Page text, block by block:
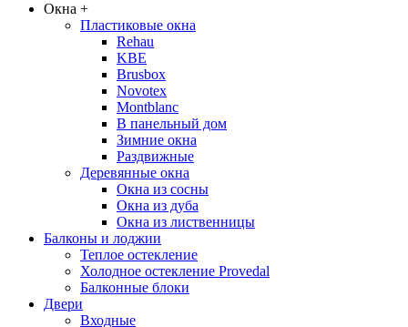
Окна +
Пластиковые окна
Rehau
KBE
Brusbox
Novotex
Montblanc
В панельный дом
Зимние окна
Раздвижные
Деревянные окна
Окна из сосны
Окна из дуба
Окна из лиственницы
Балконы и лоджии
Теплое остекление
Холодное остекление Provedal
Балконные блоки
Двери
Входные